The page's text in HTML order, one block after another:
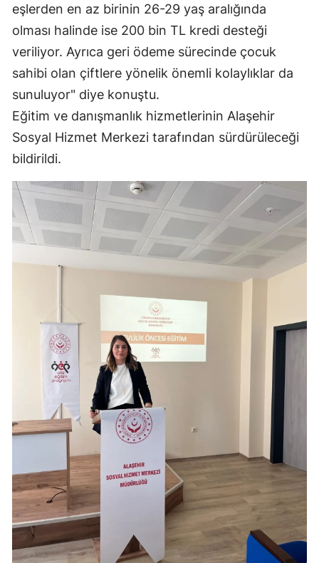
eşlerden en az birinin 26-29 yaş aralığında
olması halinde ise 200 bin TL kredi desteği
veriliyor. Ayrıca geri ödeme sürecinde çocuk
sahibi olan çiftlere yönelik önemli kolaylıklar da
sunuluyor" diye konuştu.
Eğitim ve danışmanlık hizmetlerinin Alaşehir
Sosyal Hizmet Merkezi tarafından sürdürüleceği
bildirildi.